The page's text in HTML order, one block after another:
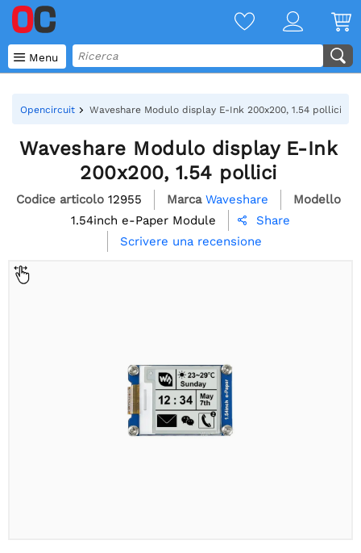
 Menu
Opencircuit Waveshare Modulo display E-Ink 200x200, 1.54 pollici
Waveshare Modulo display E-Ink
200x200, 1.54 pollici
Codice articolo 12955 Marca Waveshare
Modello
1.54inch e-Paper Module

Share
Scrivere una recensione